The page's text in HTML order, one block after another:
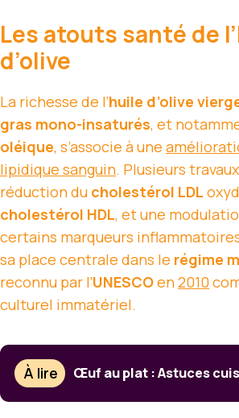
Les atouts santé de
d’olive
La richesse de l’huile d’olive
gras mono-insaturés, et
oléique, s’associe à une
lipidique sanguin. Plusieurs
réduction du cholestérol LDL
cholestérol HDL, et une
certains marqueurs
sa place centrale dans le régime
reconnu par l’UNESCOen2010
culturel immatériel.
À lire Œuf au plat : Astuces